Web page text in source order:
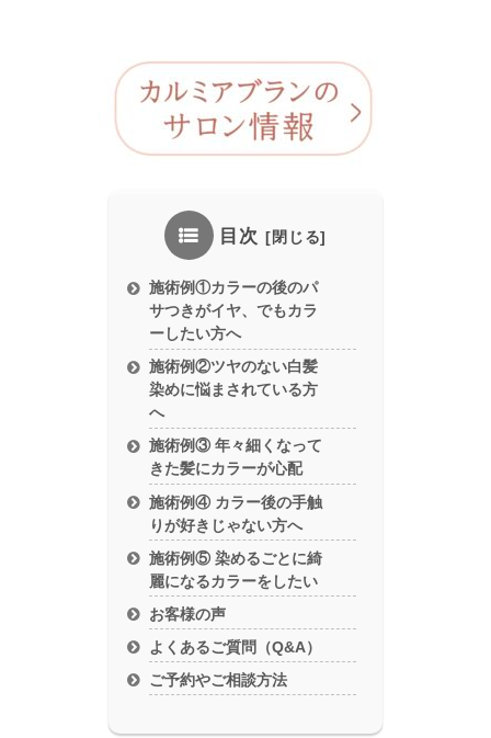
目次
施術例①カラーの後のパ
サつきがイヤ、でもカラ
ーしたい方へ
施術例②ツヤのない白髪
染めに悩まされている方
へ
施術例③ 年々細くなって
きた髪にカラーが心配
施術例④ カラー後の手触
りが好きじゃない方へ
施術例⑤ 染めるごとに綺
麗になるカラーをしたい
お客様の声
よくあるご質問（Q&A）
ご予約やご相談方法